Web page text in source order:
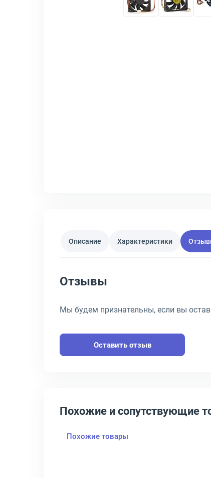
Описание Характеристики
Отзывы
Мы будем признательны, если вы
Оставить отзыв
Похожие и сопутствующие
Похожие товары